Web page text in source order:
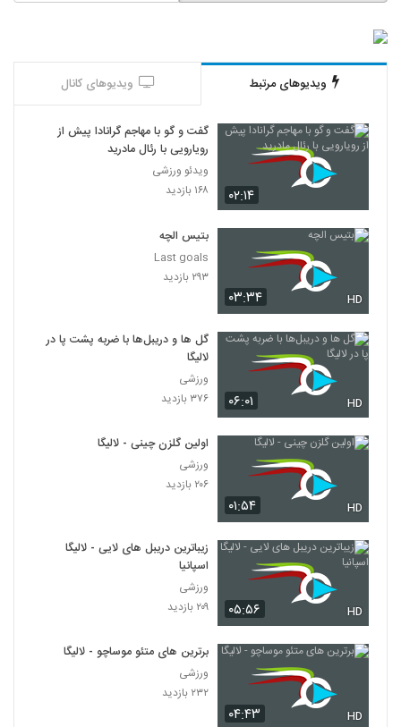
ویدیوهای مرتبط ویدیوهای کانال
۰۲:۱۴
گفت و گو با مهاجم گرانادا پیش از
رویارویی با رئال مادرید
ویدئو ورزشی
۱۶۸ بازدید
۰۳:۳۴ HD
بتیس الچه
Last goals
۲۹۳ بازدید
۰۶:۰۱ HD
گل ها و دریبل‌‌ها با ضربه پشت پا در
لالیگا
ورزشی
۳۷۶ بازدید
۰۱:۵۴ HD
اولین گلزن چینی - لالیگا
ورزشی
۲۰۶ بازدید
۰۵:۵۶ HD
زیباترین دریبل‌ های لایی - لالیگا
اسپانیا
ورزشی
۲۰۹ بازدید
۰۴:۴۳ HD
برترین های متئو موساچو - لالیگا
ورزشی
۲۳۲ بازدید